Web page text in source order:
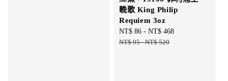
輓歌 King Philip
Requiem 3oz
Sale
price
NT$ 86 - NT$ 468
NT$ 95-NT$ 520